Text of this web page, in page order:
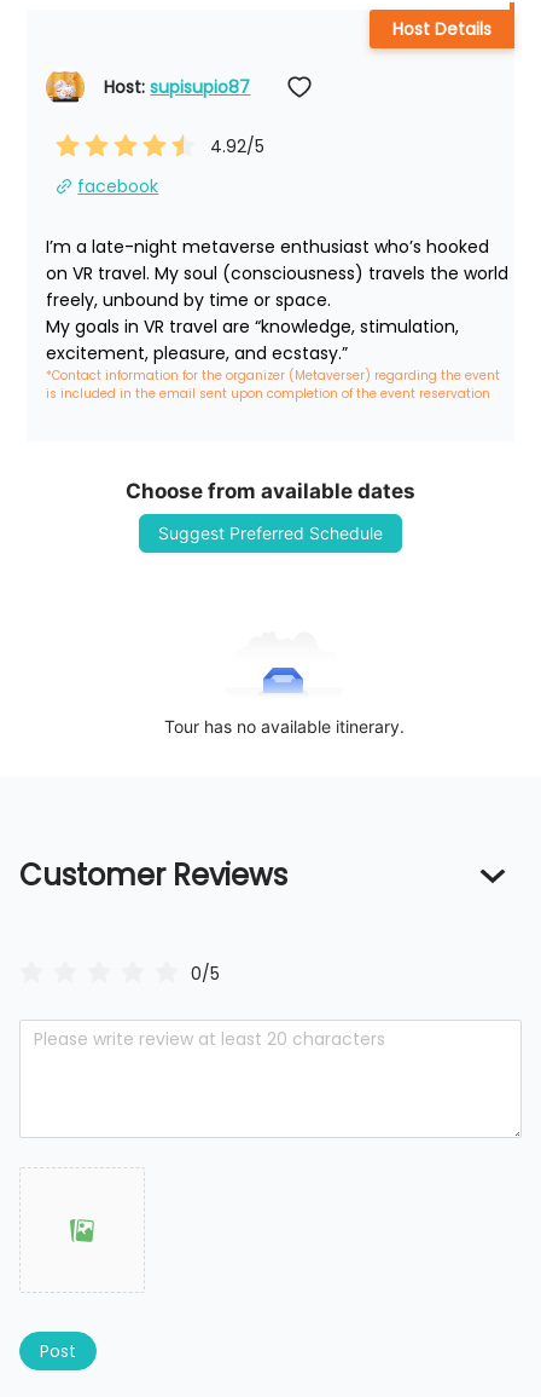
Host: supisupio87
4.92/5
facebook
I’m a late-night metaverse enthusiast who’s hooked
on VR travel. My soul (consciousness) travels the world
freely, unbound by time or space.
My goals in VR travel are “knowledge, stimulation,
excitement, pleasure, and ecstasy.”
*Contact information for the organizer (Metaverser) regarding the event
is included in the email sent upon completion of the event reservation
Host Details
Choose from available dates
Suggest Preferred Schedule
Tour has no available itinerary.
Customer Reviews
0/5
Post